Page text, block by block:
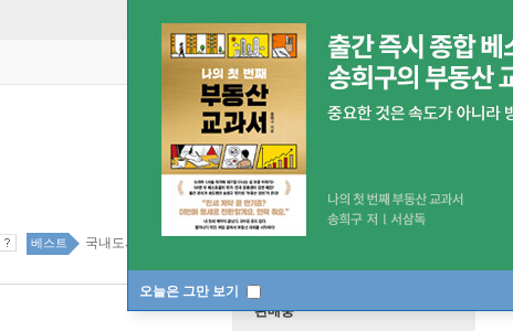
오늘은 그만 보기
베스트 국내도서 top20 2주
판매중